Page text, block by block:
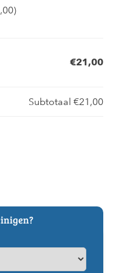
)
€21,00
Subtotaal €21,00